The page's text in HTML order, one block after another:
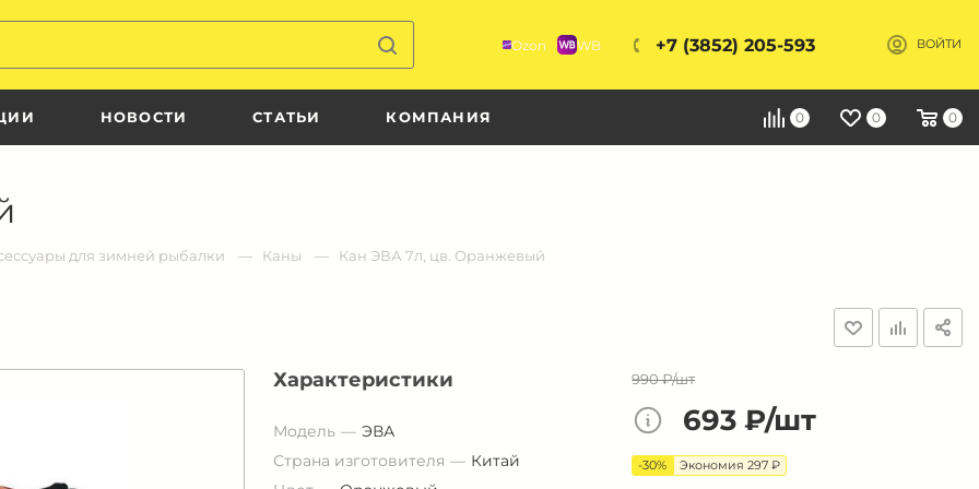
Ozon WB +7 (3852) 205-593 ВОЙТИ
НОВОСТИ СТАТЬИ КОМПАНИЯ 0 0 0
для зимней рыбалки Каны Кан ЭВА 7л, цв. Оранжевый
Характеристики
Модель
ЭВА
Страна изготовителя
Китай
990 ₽/шт
693 ₽/шт
-30% Экономия 297 ₽